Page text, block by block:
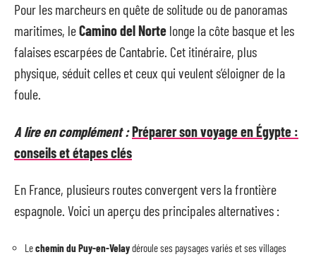
Pour les marcheurs en quête de solitude ou de panoramas
maritimes, leCamino del Norte longe la côte basque et les
falaises escarpées de Cantabrie. Cet itinéraire, plus
physique, séduit celles et ceux qui veulent s’éloigner de la
foule.
A lire en complément :Préparer son voyage en Égypte :
conseils et étapes clés
En France, plusieurs routes convergent vers la frontière
espagnole. Voici un aperçu des principales alternatives :
Lechemin du Puy-en-Velaydéroule ses paysages variés et ses villages